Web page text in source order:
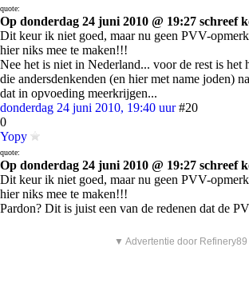
quote:
Op donderdag 24 juni 2010 @ 19:27 schreef
Dit keur ik niet goed, maar nu geen PVV-
hier niks mee te maken!!!
Nee het is niet in Nederland... voor de rest is het
die andersdenkenden (en hier met name joden)
dat in opvoeding meerkrijgen...
donderdag 24 juni 2010, 19:40 uur #20
0
Yopy
quote:
Op donderdag 24 juni 2010 @ 19:27 schreef
Dit keur ik niet goed, maar nu geen PVV-
hier niks mee te maken!!!
Pardon? Dit is juist een van de redenen dat de
▼ Advertentie door Refinery89